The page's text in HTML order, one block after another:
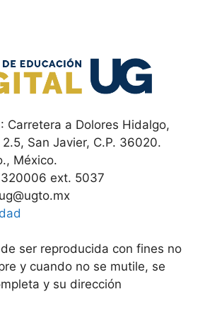
Carretera a Dolores Hidalgo,
San Javier, C.P. 36020.
México.
ext. 5037
ser reproducida con fines no
y cuando no se mutile, se
y su dirección